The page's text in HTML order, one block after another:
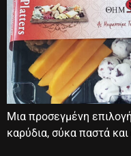
Μια προσεγμένη
καρύδια, σύκα παστά